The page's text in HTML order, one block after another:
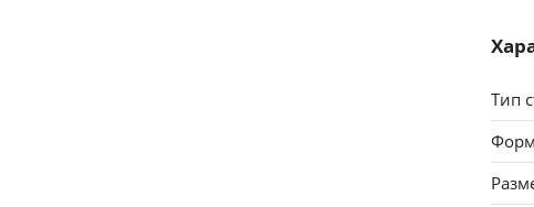
Тип